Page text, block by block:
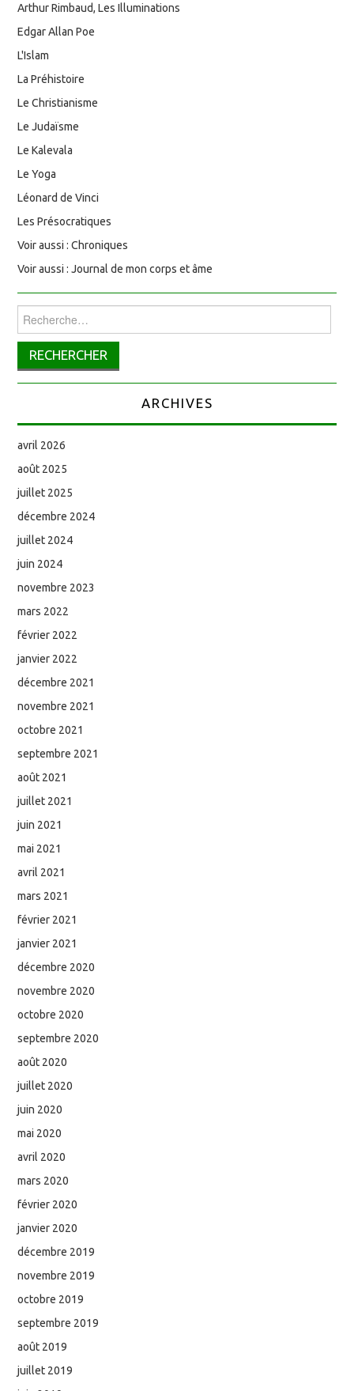
Arthur Rimbaud, Les Illuminations
Edgar Allan Poe
L'Islam
La Préhistoire
Le Christianisme
Le Judaïsme
Le Kalevala
Le Yoga
Léonard de Vinci
Les Présocratiques
Voir aussi : Chroniques
Voir aussi : Journal de mon corps et âme
Rechercher :
ARCHIVES
avril 2026
août 2025
juillet 2025
décembre 2024
juillet 2024
juin 2024
novembre 2023
mars 2022
février 2022
janvier 2022
décembre 2021
novembre 2021
octobre 2021
septembre 2021
août 2021
juillet 2021
juin 2021
mai 2021
avril 2021
mars 2021
février 2021
janvier 2021
décembre 2020
novembre 2020
octobre 2020
septembre 2020
août 2020
juillet 2020
juin 2020
mai 2020
avril 2020
mars 2020
février 2020
janvier 2020
décembre 2019
novembre 2019
octobre 2019
septembre 2019
août 2019
juillet 2019